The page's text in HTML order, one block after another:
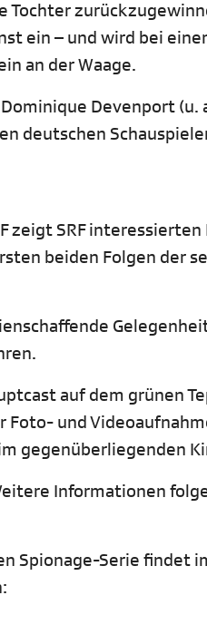
ein – und wird bei
an der Waage.
Devenport (u.
deutschen
zeigt SRF
beiden Folgen der
auf dem grünen
und
gegenüberliegenden
Informationen
Serie findet